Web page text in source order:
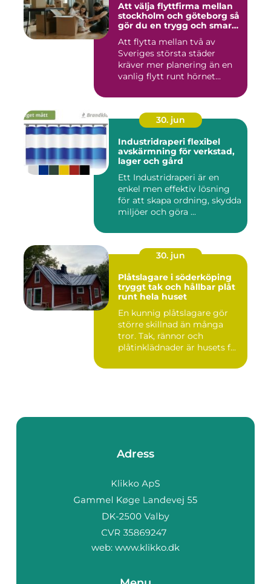
Att välja flyttfirma mellan
stockholm och göteborg så
gör du en trygg och smart
Att flytta mellan två av
Sveriges största städer
kräver mer planering än en
vanlig flytt runt hörnet...
30. jun
Industridraperi flexibel
avskärmning för verkstad,
lager och gård
Ett Industridraperi är en
enkel men effektiv lösning
för att skapa ordning, skydda
miljöer och göra ...
30. jun
Plåtslagare i söderköping
tryggt tak och hållbar plåt
runt hela huset
En kunnig plåtslagare gör
större skillnad än många
tror. Tak, rännor och
plåtinklädnader är husets f...
Adress
web: www.klikko.dk